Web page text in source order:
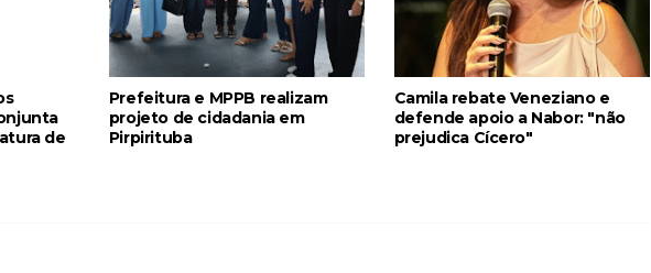
de
Prefeitura e MPPB realizam
projeto de cidadania em
Pirpirituba
Camila rebate Veneziano e
defende apoio a Nabor: "não
prejudica Cícero"